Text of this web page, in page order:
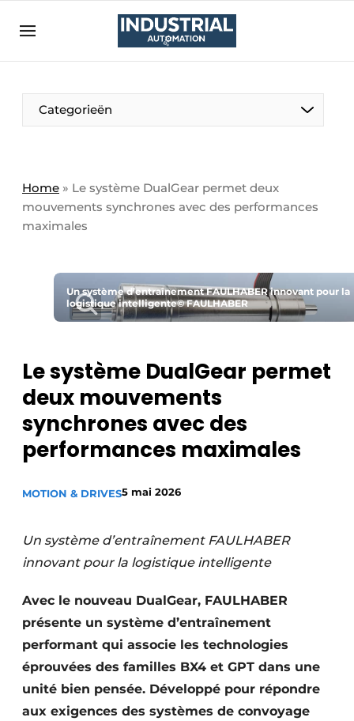
Contact
Direct contact
Emploi
Enregistrer une offre demploi
Home
Meest gelezen
Podcasts
Privacy / Cookie statement
S’inscrire
S’inscrire
Categorieën
Home » Le système DualGear permet deux
mouvements synchrones avec des performances
maximales
Un système d’entraînement FAULHABER innovant pour la
logistique intelligente© FAULHABER
Le système DualGear permet
deux mouvements
synchrones avec des
performances maximales
MOTION & DRIVES5 mai 2026
Un système d’entraînement FAULHABER
innovant pour la logistique intelligente
Avec le nouveau DualGear, FAULHABER
présente un système d’entraînement
performant qui associe les technologies
éprouvées des familles BX4 et GPT dans une
unité bien pensée. Développé pour répondre
aux exigences des systèmes de convoyage